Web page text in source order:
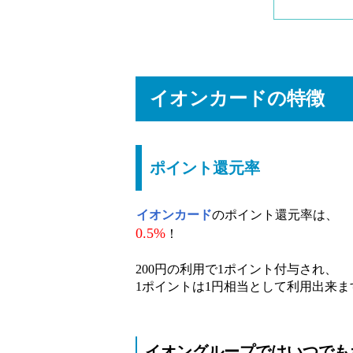
イオンカードの特徴
ポイント還元率
イオンカードのポイント還元率は、
0.5% ！
200円の利用で1ポイント付与され、
1ポイントは1円相当として利用出来ま